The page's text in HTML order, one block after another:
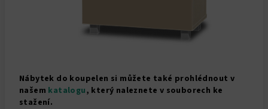
Nábytek do koupelen si můžete také prohlédnout v
našem katalogu, který naleznete v souborech ke
stažení.